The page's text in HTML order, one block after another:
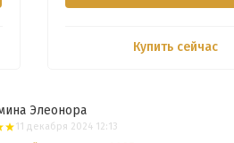
Купить сейчас
Элеонора
11 декабря 2024 12:13